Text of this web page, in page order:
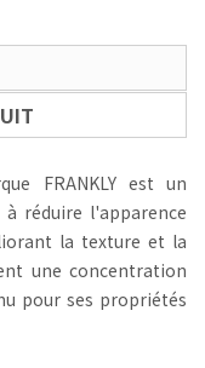
FRANKLY est un
réduire l'apparence
la texture et la
une concentration
pour ses propriétés